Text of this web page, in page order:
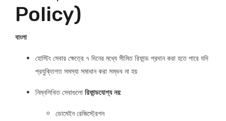
Policy)
বাংলা
হোস্টিং সেবার ক্ষেত্রে ৭ দিনের মধ্যে সীমিত রিফান্ড প্রদান করা হতে পারে যদি
প্রযুক্তিগত সমস্যা সমাধান করা সম্ভব না হয়
নিম্নলিখিত সেবাগুলো রিফান্ডযোগ্য নয়:
ডোমেইন রেজিস্ট্রেশন